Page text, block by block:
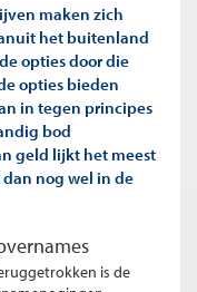
maken zich
het buitenland
opties door die
opties bieden
in tegen principes
bod
geld lijkt het meest
nog wel in de
is de